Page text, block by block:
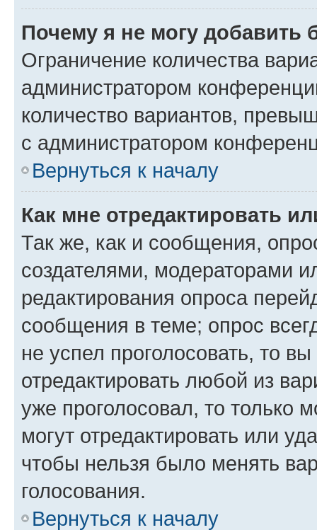
Почему я не могу добавить
Ограничение количества
администратором
количество вариантов,
с администратором
Вернуться к началу
Как мне отредактировать
Так же, как и сообщения,
создателями, модераторами
редактирования опроса
сообщения в теме; опрос
не успел проголосовать, то
отредактировать любой из
уже проголосовал, то только
могут отредактировать или
чтобы нельзя было менять
голосования.
Вернуться к началу